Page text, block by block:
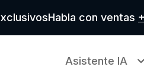
Habla con ventas
Asistente IA